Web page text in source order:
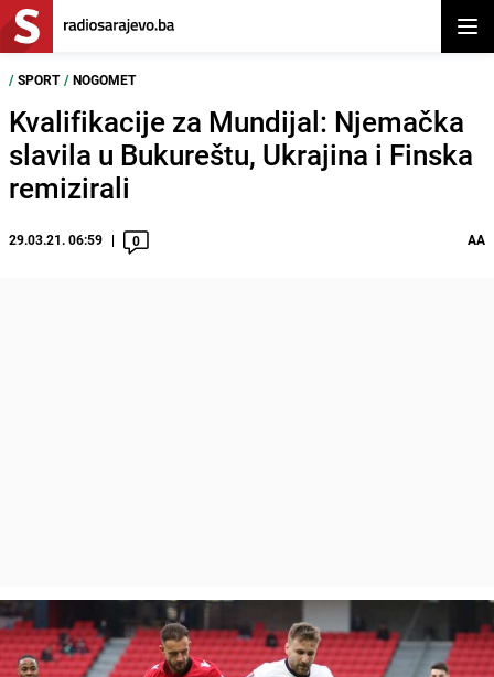
/ SPORT / NOGOMET
Kvalifikacije za Mundijal: Njemačka
slavila u Bukureštu, Ukrajina i Finska
remizirali
29.03.21. 06:59 0 AA